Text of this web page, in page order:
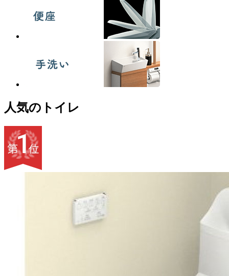
人気のトイレ